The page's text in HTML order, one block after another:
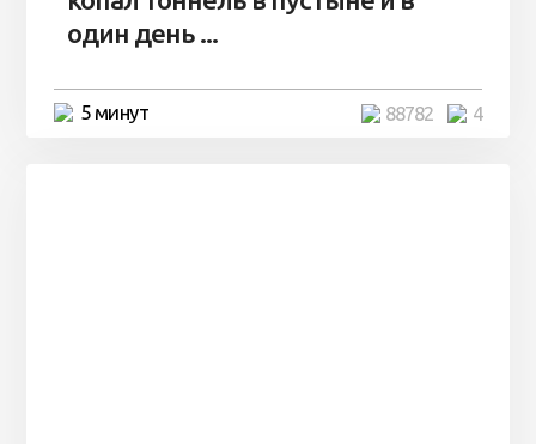
один день ...
5 минут 4
88782